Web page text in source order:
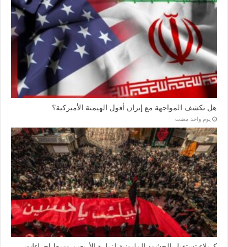
هل تكشف المواجهة مع إيران أفول الهيمنة الأميركية؟
‏يوم واحد مضت